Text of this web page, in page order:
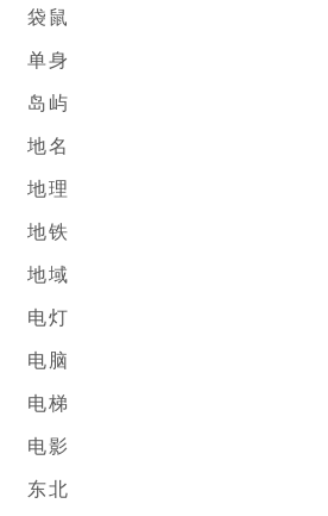
袋鼠
单身
岛屿
地名
地理
地铁
地域
电灯
电脑
电梯
电影
东北